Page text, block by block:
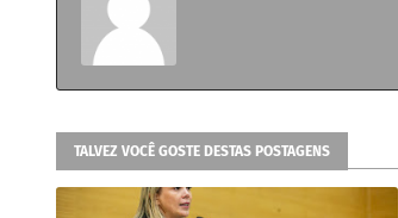
TALVEZ VOCÊ GOSTE DESTAS POSTAGENS